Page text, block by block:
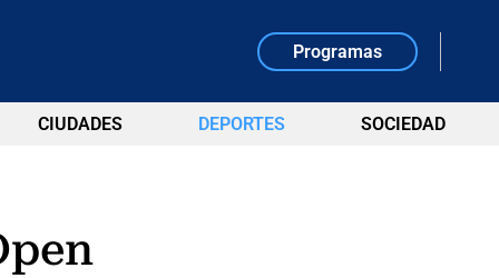
Programas
CIUDADES DEPORTES SOCIEDAD